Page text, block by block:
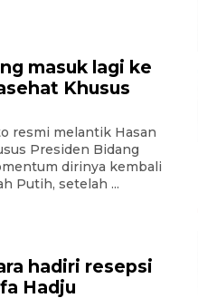
masuk lagi ke
Khusus
resmi melantik Hasan
Presiden Bidang
dirinya kembali
Putih, setelah ...
hadiri resepsi
Hadju